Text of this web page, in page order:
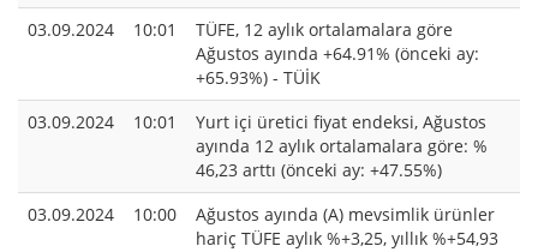
03.09.2024
10:01
TÜFE, 12 aylık ortalamalara göre
Ağustos ayında +64.91% (önceki ay:
+65.93%) - TÜİK
03.09.2024
10:01
Yurt içi üretici fiyat endeksi, Ağustos
ayında 12 aylık ortalamalara göre: %
46,23 arttı (önceki ay: +47.55%)
03.09.2024
10:00
Ağustos ayında (A) mevsimlik ürünler
hariç TÜFE aylık %+3,25, yıllık %+54,93